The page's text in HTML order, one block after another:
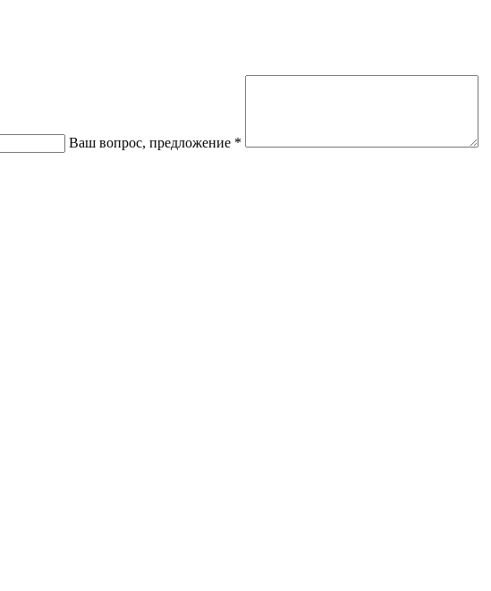
Ваш вопрос, предложение *